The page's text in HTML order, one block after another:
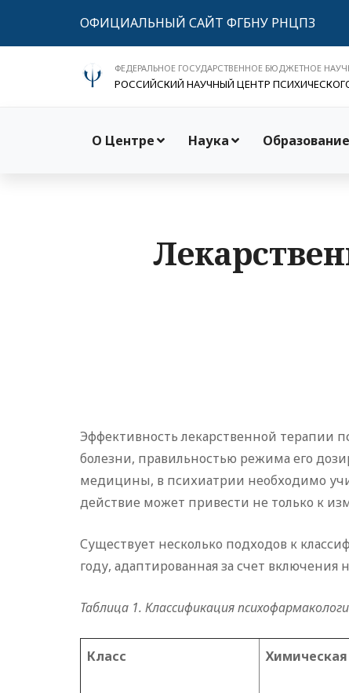
ОФИЦИАЛЬНЫЙ САЙТ ФГБНУ РНЦПЗ
ФЕДЕРАЛЬНОЕ ГОСУДАРСТВЕННОЕ БЮДЖЕТНОЕ
РОССИЙСКИЙ НАУЧНЫЙ ЦЕНТР
О Центре Наука Образование
Эффективность лекарственной терапии
болезни, правильностью режима его
медицины, в психиатрии необходимо
действие может привести не только к
Существует несколько подходов к
году, адаптированная за счет
Таблица 1. Классификация
Класс Химическая